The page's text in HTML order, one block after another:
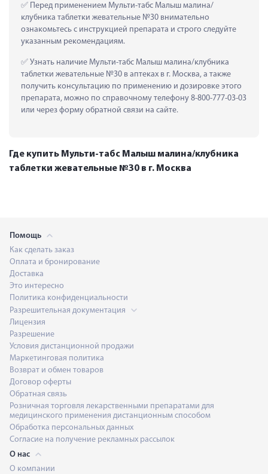
Перед применением Мульти-табс Малыш малина/
клубника таблетки жевательные №30 внимательно
ознакомьтесь с инструкцией препарата и строго следуйте
указанным рекомендациям.
Узнать наличие Мульти-табс Малыш малина/клубника
таблетки жевательные №30 в аптеках в г. Москва, а также
получить консультацию по применению и дозировке этого
препарата, можно по справочному телефону 8-800-777-03-03
или через форму обратной связи на сайте.
Где купить Мульти-табс Малыш малина/клубника
таблетки жевательные №30 в г. Москва
Помощь
Как сделать заказ
Оплата и бронирование
Доставка
Это интересно
Политика конфиденциальности
Разрешительная документация
Лицензия
Разрешение
Условия дистанционной продажи
Маркетинговая политика
Возврат и обмен товаров
Договор оферты
Обратная связь
Розничная торговля лекарственными препаратами для
медицинского применения дистанционным способом
Обработка персональных данных
Согласие на получение рекламных рассылок
О нас
О компании